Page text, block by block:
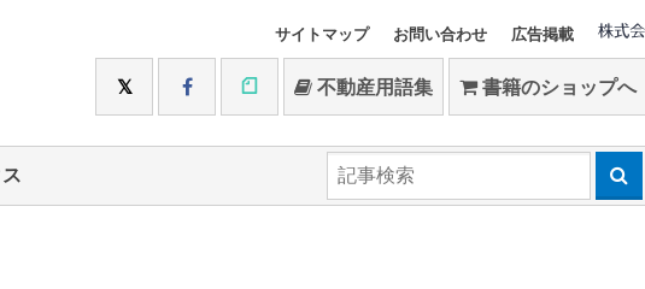
サイトマップ お問い合わせ 広告掲載
不動産用語集 書籍のショップへ